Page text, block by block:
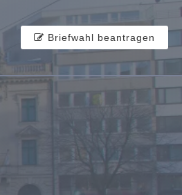
Briefwahl beantragen